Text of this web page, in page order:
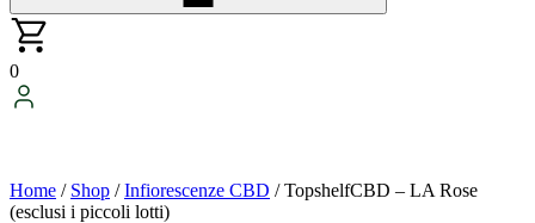
0
Home / Shop /Infiorescenze CBD / TopshelfCBD – LA Rose
(esclusi i piccoli lotti)